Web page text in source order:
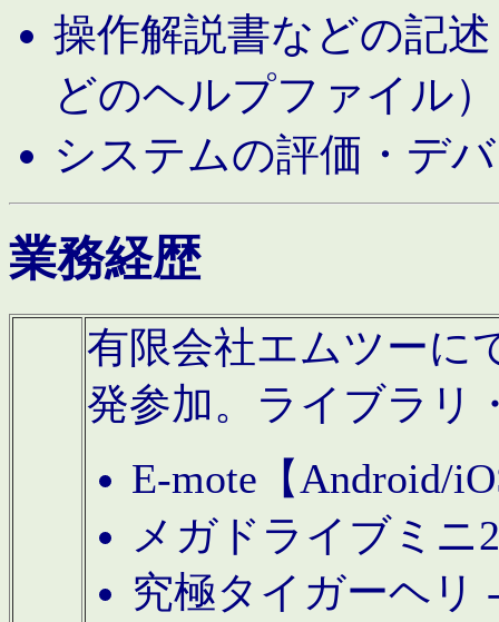
操作解説書などの記
どのヘルプファイル）
システムの評価・デ
業務経歴
有限会社エムツーに
発参加。ライブラリ
E-mote【Android/
メガドライブミニ
究極タイガーヘリ